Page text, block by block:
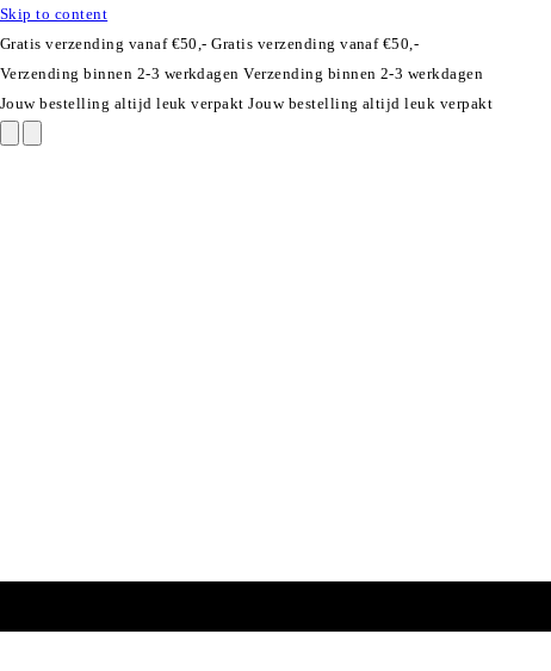
Skip to content
Gratis verzending vanaf €50,- Gratis verzending vanaf €50,-
Verzending binnen 2-3 werkdagen Verzending binnen 2-3 werkdagen
Jouw bestelling altijd leuk verpakt Jouw bestelling altijd leuk verpakt